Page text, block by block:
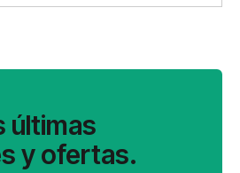
últimas
y ofertas.